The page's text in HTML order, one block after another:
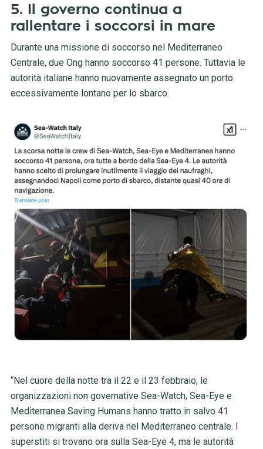
5. Il governo continua a
rallentare i soccorsi in mare
Durante una missione di soccorso nel Mediterraneo
Centrale, due Ong hanno soccorso 41 persone. Tuttavia le
autorità italiane hanno nuovamente assegnato un porto
eccessivamente lontano per lo sbarco.
“Nel cuore della notte tra il 22 e il 23 febbraio, le
organizzazioni non governative Sea-Watch, Sea-Eye e
Mediterranea Saving Humans hanno tratto in salvo 41
persone migranti alla deriva nel Mediterraneo centrale. I
superstiti si trovano ora sulla Sea-Eye 4, ma le autorità